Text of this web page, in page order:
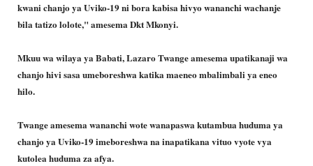
kwani chanjo ya Uviko-19 ni bora kabisa hivyo wananchi wachanje
bila tatizo lolote," amesema Dkt Mkonyi.
Mkuu wa wilaya ya Babati, Lazaro Twange amesema upatikanaji wa
chanjo hivi sasa umeboreshwa katika maeneo mbalimbali ya eneo
hilo.
Twange amesema wananchi wote wanapaswa kutambua huduma ya
chanjo ya Uviko-19 imeboreshwa na inapatikana vituo vyote vya
kutolea huduma za afya.